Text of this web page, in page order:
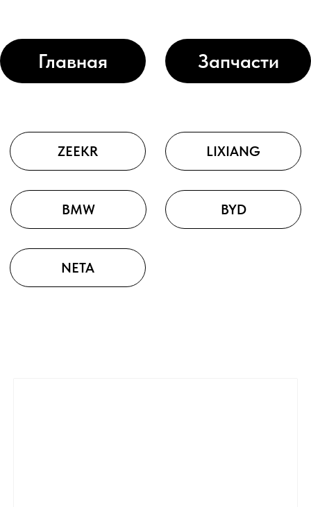
Главная Запчасти
BMW BYD
NETA